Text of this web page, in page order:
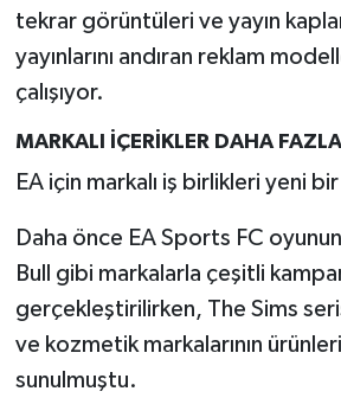
tekrar görüntüleri ve yayın
yayınlarını andıran reklam
çalışıyor.
MARKALI İÇERİKLER DAHA
EA için markalı iş birlikleri yeni
Daha önce EA Sports FC
Bull gibi markalarla çeşitli
gerçekleştirilirken, The Sims
ve kozmetik markalarının
sunulmuştu.
Resmi İlan
Rüya Tabirleri
Sağlık
Simav
Spor